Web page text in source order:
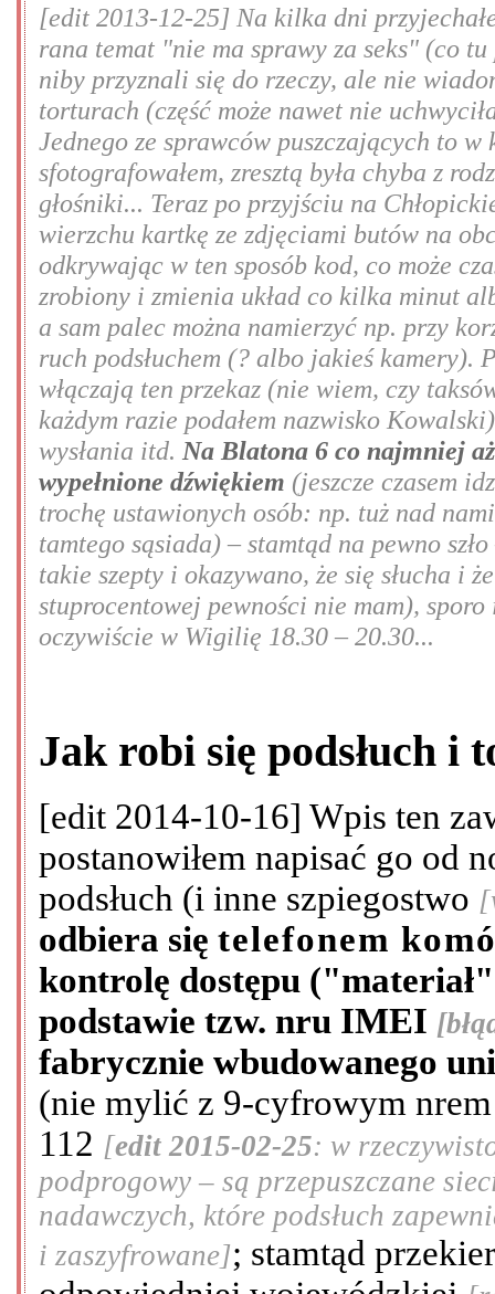
[edit 2013-12-25] Na kilka dni
rana temat "nie ma sprawy za seks" (co
niby przyznali się do rzeczy, ale nie
torturach (część może nawet nie
Jednego ze sprawców puszczających to
sfotografowałem, zresztą była chyba z
głośniki... Teraz po przyjściu na
wierzchu kartkę ze zdjęciami butów na
odkrywając w ten sposób kod, co może
zrobiony i zmienia układ co kilka minut
a sam palec można namierzyć np. przy
ruch podsłuchem (? albo jakieś kamery).
włączają ten przekaz (nie wiem, czy
każdym razie podałem nazwisko
wysłania itd. Na Blatona 6 co najmniej
wypełnione dźwiękiem (jeszcze czasem
trochę ustawionych osób: np. tuż nad
tamtego sąsiada) – stamtąd na pewno
takie szepty i okazywano, że się słucha i
stuprocentowej pewności nie mam),
oczywiście w Wigilię 18.30 – 20.30...
Jak robi się podsłuch i
[edit 2014-10-16] Wpis ten
postanowiłem napisać go od
podsłuch (i inne szpiegostwo
odbiera się telefonem
kontrolę dostępu
podstawie tzw. nru IMEI
fabrycznie wbudowanego
(nie mylić z 9-cyfrowym
112 [edit 2015-02-25: w
podprogowy – są przepuszczane
nadawczych, które podsłuch
i zaszyfrowane]; stamtąd